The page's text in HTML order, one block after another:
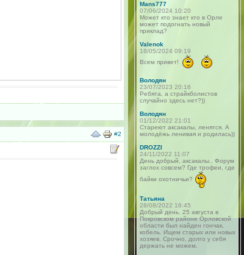
#2
Mans777
07/06/2024 10:20
Может кто знает кто в Орле
может подогнать новый
приклад?
Valenok
18/05/2024 09:19
Всем привет!
Володян
23/07/2023 20:16
Ребята, а страйкболистов
случайно здесь нет?))
Володян
01/12/2022 21:01
Стареют аксакалы, ленятся. А
молодёжь ленивая и родилась))
DROZZI
24/11/2022 11:07
День добрый, аксакалы.. Форум
заглох совсем? Где трофеи, где
байки охотничьи?
Татьяна
28/08/2022 16:45
Добрый день. 25 августа в
Покровском районе Орловской
области был найден гончак,
кобель. Ищем старых или новых
хозяев. Срочно, долго у себя
держать не можем.